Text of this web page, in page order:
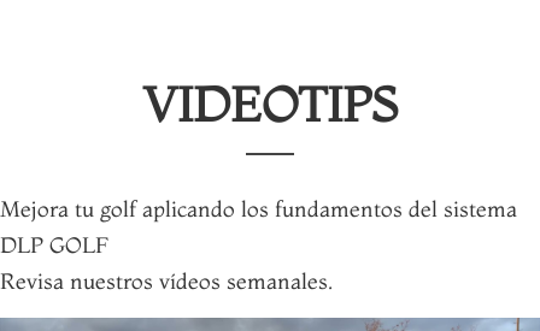
VIDEOTIPS
Mejora tu golf aplicando los fundamentos del sistema
DLP GOLF
Revisa nuestros vídeos semanales.